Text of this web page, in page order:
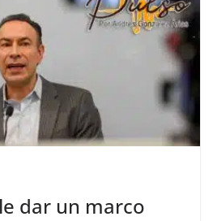
dar un marco